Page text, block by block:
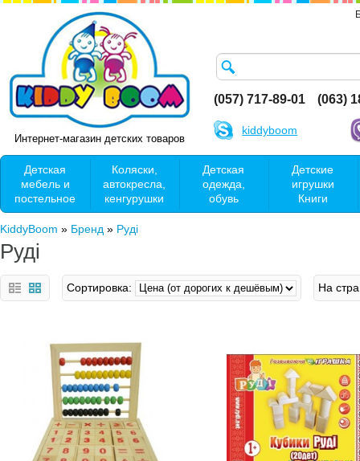
Интернет-магазин детских товаров
(057) 717-89-01 (063)
kiddyboom
Детская
мебель и
постельное
Коляски,
автокресла,
кенгурушки
Детская
одежда,
обувь
Детские
игрушки
Книги
KiddyBoom » Бренд » Руді
Руді
Сортировка: На